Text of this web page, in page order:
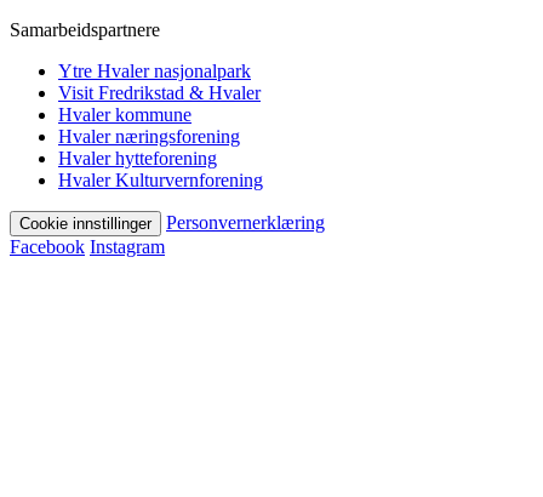
Samarbeidspartnere
Ytre Hvaler nasjonalpark
Visit Fredrikstad & Hvaler
Hvaler kommune
Hvaler næringsforening
Hvaler hytteforening
Hvaler Kulturvernforening
Cookie innstillinger
Personvernerklæring
Facebook Instagram